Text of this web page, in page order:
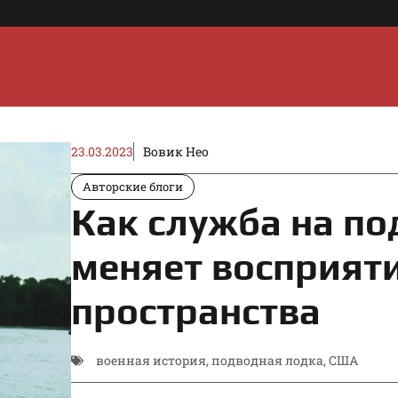
23.03.2023 Вовик Нео
Авторские блоги
Как служба на
меняет
пространства
военная история, подводная лодка, США